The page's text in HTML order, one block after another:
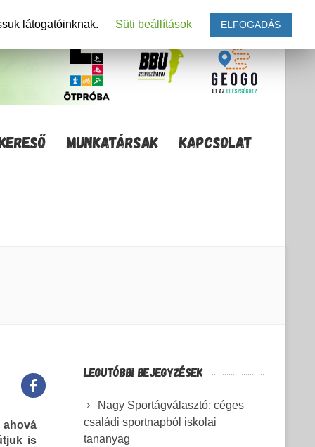
MUNKATÁRSAK KAPCSOLAT
is
LEGUTÓBBI BEJEGYZÉSEK
Nagy Sportágválasztó: céges
családi sportnapból iskolai
tananyag
látogatóinknak. Süti beállítások ELFOGADÁS